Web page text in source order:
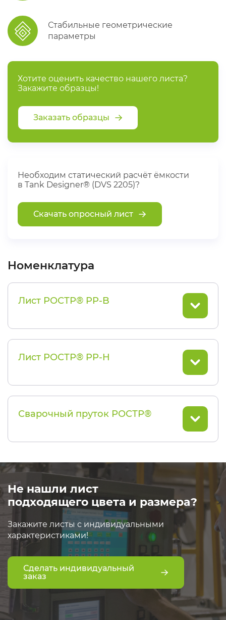
Стабильные геометрические
параметры
Хотите оценить качество нашего листа?
Закажите образцы!
Заказать образцы
Необходим статический расчёт ёмкости
в Tank Designer® (DVS 2205)?
Скачать опросный лист
Номенклатура
Лист РОСТР® PP-B
Лист РОСТР® PP-H
Сварочный пруток РОСТР®
Не нашли лист
подходящего цвета и размера?
Закажите листы с индивидуальными
характеристиками!
Сделать индивидуальный
заказ